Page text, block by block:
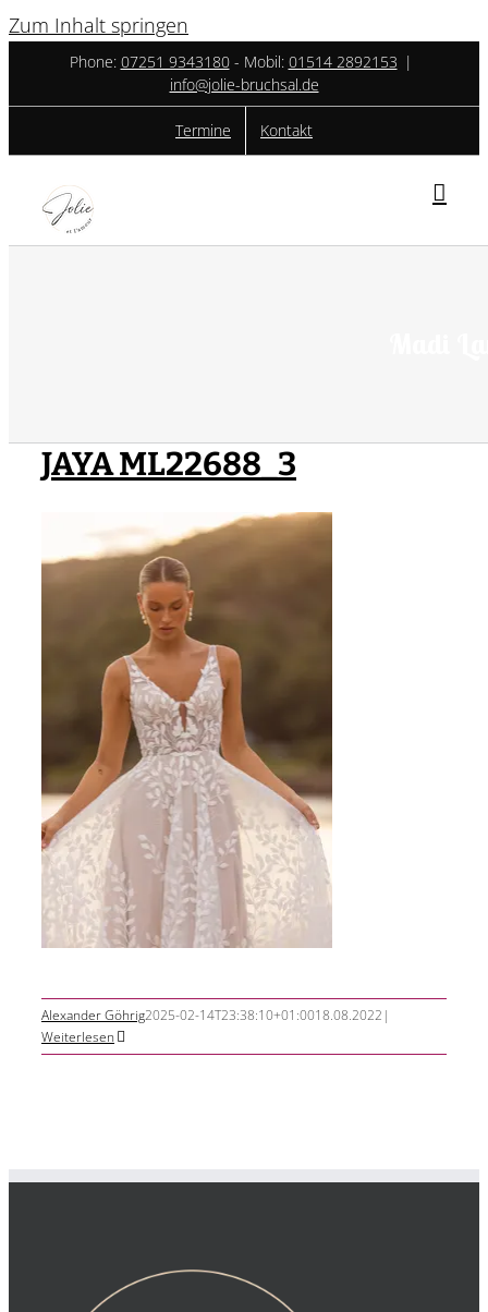
Zum Inhalt springen
Phone: 07251 9343180- ‎Mobil: 01514 2892153 |
info@jolie-bruchsal.de
Termine Kontakt
JAYA ML22688_3
Alexander Göhrig2025-02-14T23:38:10+01:0018.08.2022 |
Weiterlesen